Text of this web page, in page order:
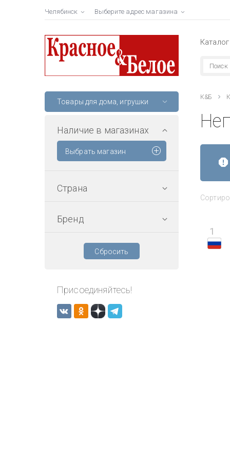
Челябинск Выберите адрес магазина
Каталог
Товары для дома, игрушки
Наличие в магазинах
Выбрать магазин
Страна
Бренд
Сбросить
Присоединяйтесь!
К&Б
1